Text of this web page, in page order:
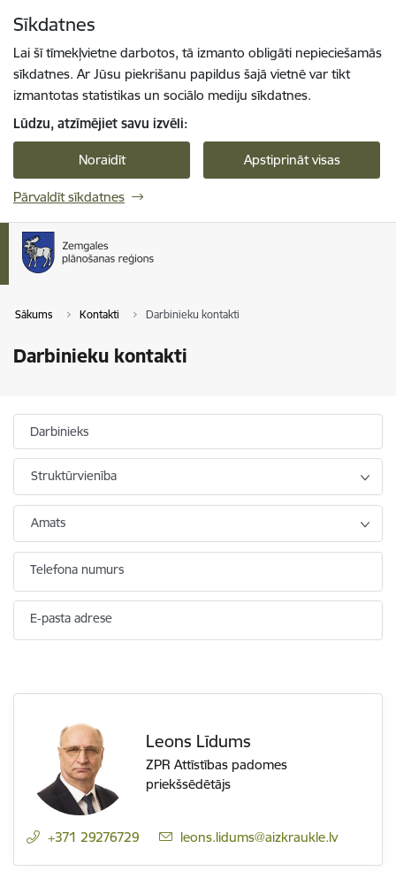
Sīkdatnes
Lai šī tīmekļvietne darbotos, tā izmanto obligāti nepieciešamās
sīkdatnes. Ar Jūsu piekrišanu papildus šajā vietnē var tikt
izmantotas statistikas un sociālo mediju sīkdatnes.
Lūdzu, atzīmējiet savu izvēli:
Noraidīt Apstiprināt visas
Pārvaldīt sīkdatnes
Sākums Kontakti Darbinieku kontakti
Darbinieku kontakti
Darbinieks
Struktūrvienība
Amats
Telefona numurs
E-pasta adrese
Leons Līdums
ZPR Attīstības padomes
priekšsēdētājs
+371 29276729 E-pasts:
leons.lidums@aizkraukle.lv